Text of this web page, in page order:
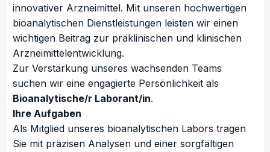
innovativer Arzneimittel. Mit unseren hochwertigen
bioanalytischen Dienstleistungen leisten wir einen
wichtigen Beitrag zur präklinischen und klinischen
Arzneimittelentwicklung.
Zur Verstärkung unseres wachsenden Teams
suchen wir eine engagierte Persönlichkeit als
Bioanalytische/r Laborant/in.
Ihre Aufgaben
Als Mitglied unseres bioanalytischen Labors tragen
Sie mit präzisen Analysen und einer sorgfältigen